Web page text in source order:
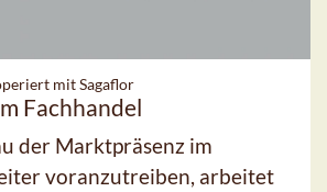
mit Sagaflor
Fachhandel
der Marktpräsenz im
voranzutreiben, arbeitet